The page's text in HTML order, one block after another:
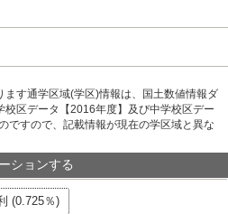
す通学区域(学区)情報は、国土数値情報ダ
校区データ【2016年度】及び中学校区デー
ですので、記載情報が現在の学区域と異な
ションする
(0.725％)